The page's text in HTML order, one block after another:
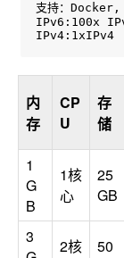
支持：
IPv6:100x
IPv4:1xIPv4
内
存
CP
U
存
储
1
G
B
1核
心
25
GB
3
2核
50